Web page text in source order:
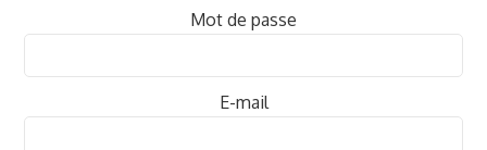
Mot de passe
E-mail